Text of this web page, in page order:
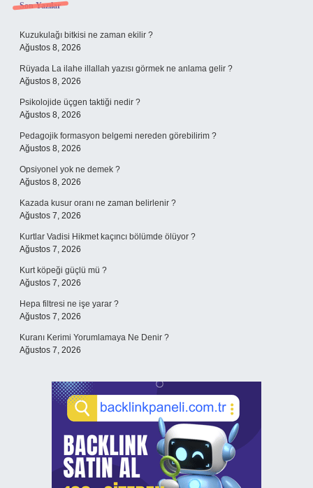
Sidebar
Son Yazılar
Kuzukulağı bitkisi ne zaman ekilir ?
Ağustos 8, 2026
Rüyada La ilahe illallah yazısı görmek ne anlama gelir ?
Ağustos 8, 2026
Psikolojide üçgen taktiği nedir ?
Ağustos 8, 2026
Pedagojik formasyon belgemi nereden görebilirim ?
Ağustos 8, 2026
Opsiyonel yok ne demek ?
Ağustos 8, 2026
Kazada kusur oranı ne zaman belirlenir ?
Ağustos 7, 2026
Kurtlar Vadisi Hikmet kaçıncı bölümde ölüyor ?
Ağustos 7, 2026
Kurt köpeği güçlü mü ?
Ağustos 7, 2026
Hepa filtresi ne işe yarar ?
Ağustos 7, 2026
Kuranı Kerimi Yorumlamaya Ne Denir ?
Ağustos 7, 2026